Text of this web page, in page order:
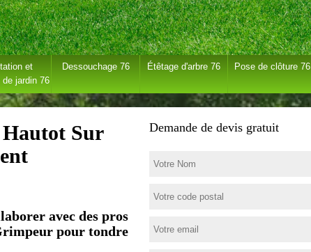
et
de jardin 76
Dessouchage 76 Étêtage d'arbre 76 Pose de clôture 76
Hautot Sur
avec des pros
pour tondre
Demande de devis gratuit